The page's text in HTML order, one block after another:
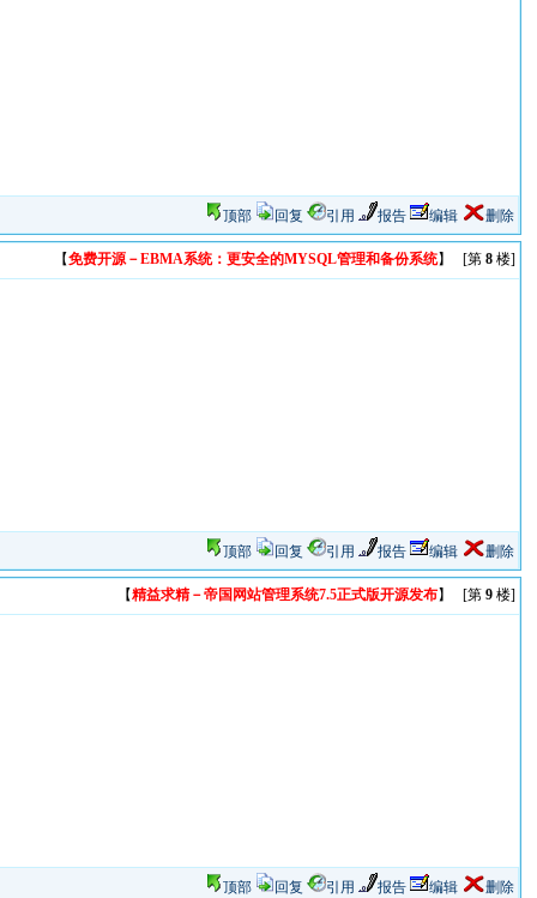
顶部 回复 引用 报告 编辑 删除
【免费开源－EBMA系统：更安全的MYSQL管理和备份系统】 [第 8楼]
顶部 回复 引用 报告 编辑 删除
【精益求精－帝国网站管理系统7.5正式版开源发布】 [第 9楼]
顶部 回复 引用 报告 编辑 删除